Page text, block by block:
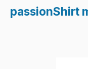
passionShirt